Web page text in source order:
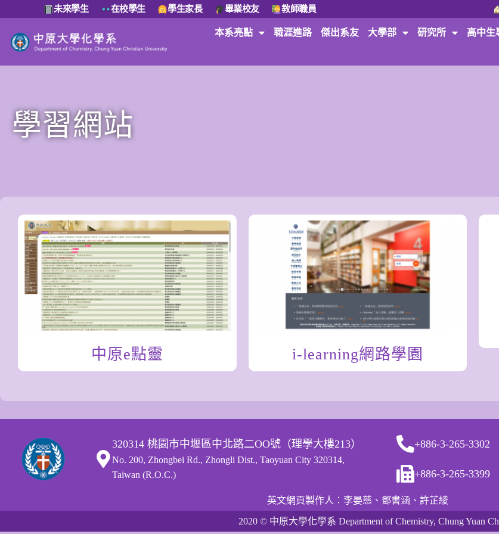
未來學生 在校學生 學生家長 畢業校友 教師職員
本系亮點 職涯進路 傑出系友 大學部 研究所 高中生
學習網站
中原e點靈 i-learning網路學園
320314 桃園市中壢區中北路二OO號（理學大樓213）
No. 200, Zhongbei Rd., Zhongli Dist., Taoyuan City 320314,
Taiwan (R.O.C.)
+886-3-265-3302
+886-3-265-3399
英文網頁製作人：李晏慈、鄧書涵、許芷綾
2020 © 中原大學化學系 Department of Chemistry, Chung Yuan